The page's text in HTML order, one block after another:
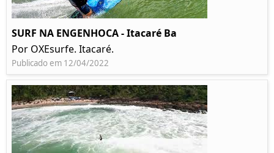
SURF NA ENGENHOCA - Itacaré Ba
Por OXEsurfe. Itacaré.
Publicado em 12/04/2022